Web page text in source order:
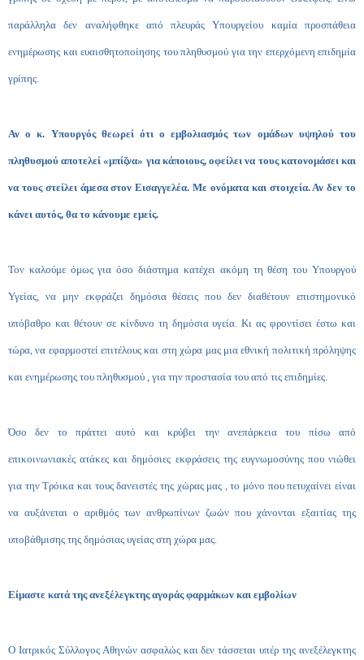
παράλληλα δεν αναλήφθηκε από πλευράς Υπουργείου καμία προσπάθεια
ενημέρωσης και ευαισθητοποίησης του πληθυσμού για την επερχόμενη επιδημία
γρίπης.
Αν ο κ. Υπουργός θεωρεί ότι ο εμβολιασμός των ομάδων υψηλού του
πληθυσμού αποτελεί «μπίζνα» για κάποιους, οφείλει να τους κατονομάσει και
να τους στείλει άμεσα στον Εισαγγελέα. Με ονόματα και στοιχεία. Αν δεν το
κάνει αυτός, θα το κάνουμε εμείς.
Τον καλούμε όμως για όσο διάστημα κατέχει ακόμη τη θέση του Υπουργού
Υγείας, να μην εκφράζει δημόσια θέσεις που δεν διαθέτουν επιστημονικό
υπόβαθρο και θέτουν σε κίνδυνο τη δημόσια υγεία. Κι ας φροντίσει έστω και
τώρα, να εφαρμοστεί επιτέλους και στη χώρα μας μια εθνική πολιτική πρόληψης
και ενημέρωσης του πληθυσμού , για την προστασία του από τις επιδημίες.
Όσο δεν το πράττει αυτό και κρύβει την ανεπάρκεια του πίσω από
επικοινωνιακές ατάκες και δημόσιες εκφράσεις της ευγνωμοσύνης που νιώθει
για την Τρόικα και τους δανειστές της χώρας μας , το μόνο που πετυχαίνει είναι
να αυξάνεται ο αριθμός των ανθρωπίνων ζωών που χάνονται εξαιτίας της
υποβάθμισης της δημόσιας υγείας στη χώρα μας.
Είμαστε κατά της ανεξέλεγκτης αγοράς φαρμάκων και εμβολίων
Ο Ιατρικός Σύλλογος Αθηνών ασφαλώς και δεν τάσσεται υπέρ της ανεξέλεγκτης